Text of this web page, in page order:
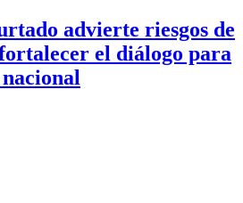
advierte riesgos de
el diálogo para